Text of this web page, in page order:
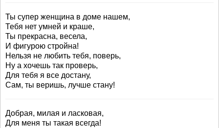
Ты супер женщина в доме нашем,
Тебя нет умней и краше,
Ты прекрасна, весела,
И фигурою стройна!
Нельзя не любить тебя, поверь,
Ну а хочешь так проверь,
Для тебя я все достану,
Сам, ты веришь, лучше стану!
Добрая, милая и ласковая,
Для меня ты такая всегда!